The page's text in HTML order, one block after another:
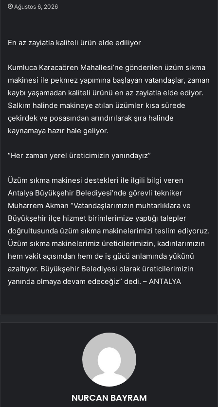
Ağustos 6, 2026
En az zayiatla kaliteli ürün elde ediliyor
Kumluca Karacaören Mahallesi’ne gönderilen üzüm sıkma
makinesi ile pekmez yapımına başlayan vatandaşlar, zaman
kaybı yaşamadan kaliteli ürünü en az zayiatla elde ediyor.
Salkım halinde makineye atılan üzümler kısa sürede
çekirdek ve posasından arındırılarak şıra halinde
kaynamaya hazır hale geliyor.
“Her zaman yerel üreticimizin yanındayız”
Üzüm sıkma makinesi destekleri ile ilgili bilgi veren
Antalya Büyükşehir Belediyesi’nde görevli tekniker
Muharrem Akman “Vatandaşlarımızın muhtarlıklara ve
Büyükşehir ilçe hizmet birimlerimize yaptığı talepler
doğrultusunda üzüm sıkma makinelerimizi teslim ediyoruz.
Üzüm sıkma makinelerimiz üreticilerimizin, kadınlarımızın
hem vakit açısından hem de iş gücü anlamında yükünü
azaltıyor. Büyükşehir Belediyesi olarak üreticilerimizin
yanında olmaya devam edeceğiz” dedi. – ANTALYA
NURCAN BAYRAM